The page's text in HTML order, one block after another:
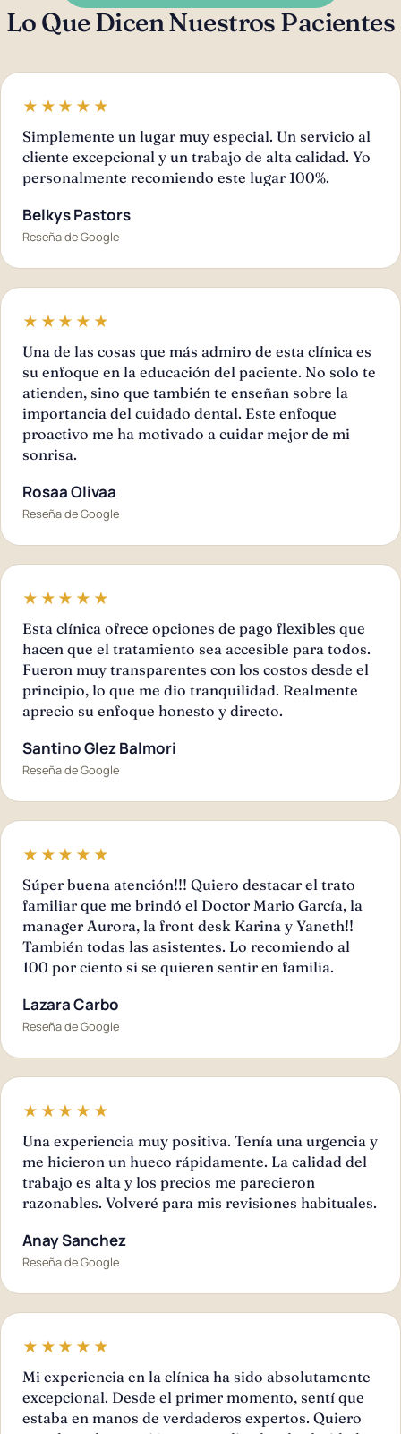
Lo Que Dicen Nuestros Pacientes
★★★★★
Simplemente un lugar muy especial. Un servicio al
cliente excepcional y un trabajo de alta calidad. Yo
personalmente recomiendo este lugar 100%.
Belkys Pastors
Reseña de Google
★★★★★
Una de las cosas que más admiro de esta clínica es
su enfoque en la educación del paciente. No solo te
atienden, sino que también te enseñan sobre la
importancia del cuidado dental. Este enfoque
proactivo me ha motivado a cuidar mejor de mi
sonrisa.
Rosaa Olivaa
Reseña de Google
★★★★★
Esta clínica ofrece opciones de pago flexibles que
hacen que el tratamiento sea accesible para todos.
Fueron muy transparentes con los costos desde el
principio, lo que me dio tranquilidad. Realmente
aprecio su enfoque honesto y directo.
Santino Glez Balmori
Reseña de Google
★★★★★
Súper buena atención!!! Quiero destacar el trato
familiar que me brindó el Doctor Mario García, la
manager Aurora, la front desk Karina y Yaneth!!
También todas las asistentes. Lo recomiendo al
100 por ciento si se quieren sentir en familia.
Lazara Carbo
Reseña de Google
★★★★★
Una experiencia muy positiva. Tenía una urgencia y
me hicieron un hueco rápidamente. La calidad del
trabajo es alta y los precios me parecieron
razonables. Volveré para mis revisiones habituales.
Anay Sanchez
Reseña de Google
★★★★★
Mi experiencia en la clínica ha sido absolutamente
excepcional. Desde el primer momento, sentí que
estaba en manos de verdaderos expertos. Quiero